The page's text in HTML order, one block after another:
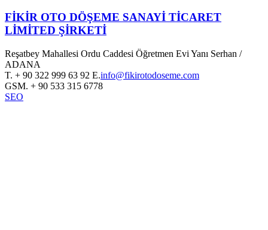
FİKİR OTO DÖŞEME SANAYİ TİCARET
LİMİTED ŞİRKETİ
Reşatbey Mahallesi Ordu Caddesi Öğretmen Evi Yanı Serhan /
ADANA
T. + 90 322 999 63 92 E.info@fikirotodoseme.com
GSM. + 90 533 315 6778
SEO